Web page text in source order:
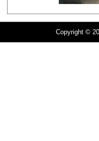
Copyright ©